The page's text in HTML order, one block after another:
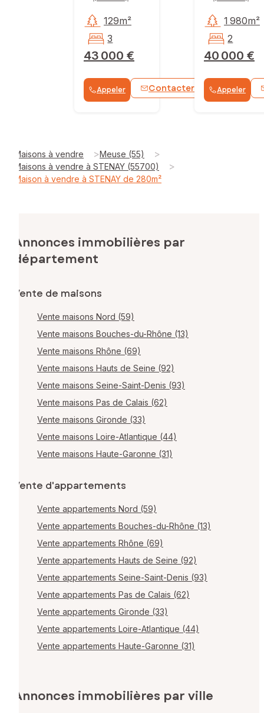
43 000 €
129m²
3
Appeler Contacter WhatsApp
40 000 €
1 980m²
2
Appeler
Maisons à vendre >Meuse (55) >
Maisons à vendre à STENAY (55700) >
Maison à vendre à STENAY de 280m²
Annonces immobilières par
département
Vente de maisons
Vente maisons Nord (59)
Vente maisons Bouches-du-Rhône (13)
Vente maisons Rhône (69)
Vente maisons Hauts de Seine (92)
Vente maisons Seine-Saint-Denis (93)
Vente maisons Pas de Calais (62)
Vente maisons Gironde (33)
Vente maisons Loire-Atlantique (44)
Vente maisons Haute-Garonne (31)
Vente d'appartements
Vente appartements Nord (59)
Vente appartements Bouches-du-Rhône (13)
Vente appartements Rhône (69)
Vente appartements Hauts de Seine (92)
Vente appartements Seine-Saint-Denis (93)
Vente appartements Pas de Calais (62)
Vente appartements Gironde (33)
Vente appartements Loire-Atlantique (44)
Vente appartements Haute-Garonne (31)
Annonces immobilières par ville